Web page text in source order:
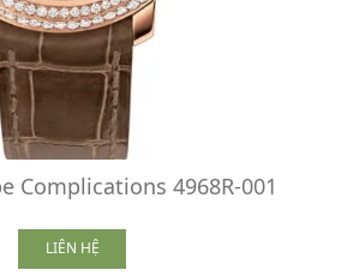
Complications 4968R-001
LIÊN HỆ